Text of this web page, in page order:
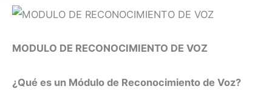
MODULO DE RECONOCIMIENTO DE VOZ
¿Qué es un Módulo de Reconocimiento de Voz?